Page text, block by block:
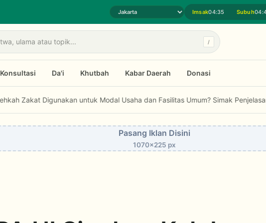
Pilih daerah jadwal sholat Imsak04:35 Subuh
/
Konsultasi Da'i Khutbah Kabar Daerah Donasi
untuk Modal Usaha dan Fasilitas Umum? Simak Penjelasan Fatwa
Pasang Iklan Disini
1070x225 px